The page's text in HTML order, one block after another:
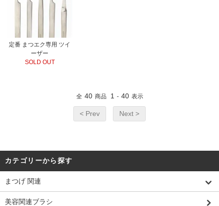
定番 まつエク専用 ツイ
ーザー
SOLD OUT
全 40 商品 1 - 40 表示
< Prev Next >
カテゴリーから探す
まつげ 関連
美容関連ブラシ